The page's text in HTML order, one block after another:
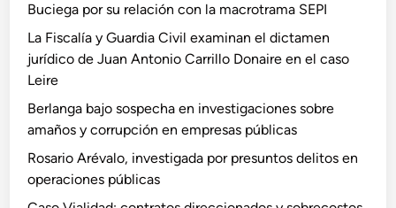
Buciega por su relación con la macrotrama SEPI
La Fiscalía y Guardia Civil examinan el dictamen
jurídico de Juan Antonio Carrillo Donaire en el caso
Leire
Berlanga bajo sospecha en investigaciones sobre
amaños y corrupción en empresas públicas
Rosario Arévalo, investigada por presuntos delitos en
operaciones públicas